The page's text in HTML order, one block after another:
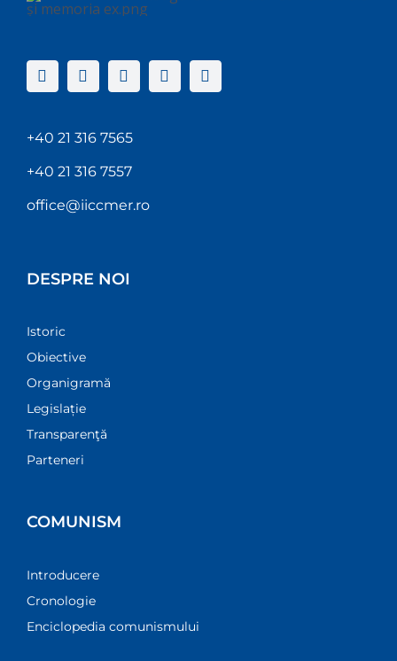
+40 21 316 7565
+40 21 316 7557
office@iiccmer.ro
DESPRE NOI
Istoric
Obiective
Organigramă
Legislație
Transparenţă
Parteneri
COMUNISM
Introducere
Cronologie
Enciclopedia comunismului